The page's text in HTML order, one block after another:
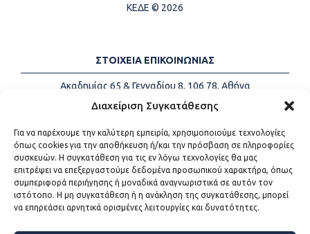
Διαχείριση Συγκατάθεσης
Για να παρέχουμε την καλύτερη εμπειρία, χρησιμοποιούμε τεχνολογίες
όπως cookies για την αποθήκευση ή/και την πρόσβαση σε πληροφορίες
συσκευών. Η συγκατάθεση για τις εν λόγω τεχνολογίες θα μας
επιτρέψει να επεξεργαστούμε δεδομένα προσωπικού χαρακτήρα, όπως
συμπεριφορά περιήγησης ή μοναδικά αναγνωριστικά σε αυτόν τον
ιστότοπο. Η μη συγκατάθεση ή η ανάκληση της συγκατάθεσης, μπορεί
να επηρεάσει αρνητικά ορισμένες λειτουργίες και δυνατότητες.
ΚΕΔΕ © 2026
ΣΤΟΙΧΕΙΑ ΕΠΙΚΟΙΝΩΝΙΑΣ
Ακαδημίας 65 & Γενναδίου 8, 106 78, Αθήνα
Τηλέφωνα:
+30 213-2147500
Email:
info@kede.gr
ΧΡΗΣΙΜΟΙ ΣΥΝΔΕΣΜΟΙ
Η ΚΕΔΕ
Sitemap